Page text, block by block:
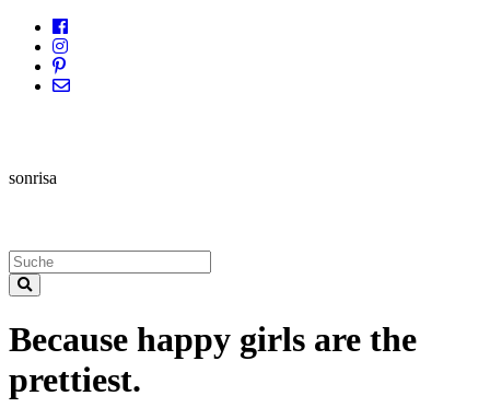
sonrisa
Because happy girls are the
prettiest.